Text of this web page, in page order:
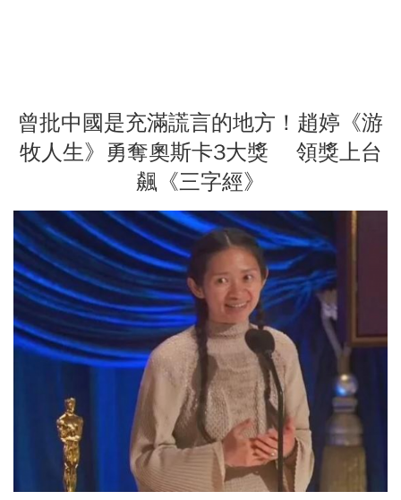
曾批中國是充滿謊言的地方！趙婷《游
牧人生》勇奪奧斯卡3大獎 領獎上台
飆《三字經》